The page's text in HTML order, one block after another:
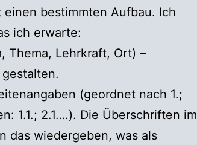
bestimmten Aufbau. Ich
ich erwarte:
Thema, Lehrkraft, Ort) –
(geordnet nach 1.;
1.1.; 2.1….). Die Überschriften im
das wiedergeben, was als